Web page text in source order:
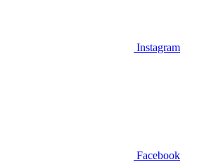
Instagram
Facebook